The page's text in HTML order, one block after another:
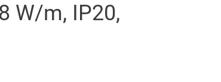
W/m, IP20,